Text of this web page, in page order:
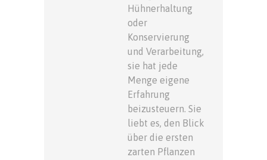
Hühnerhaltung
oder
Konservierung
und Verarbeitung,
sie hat jede
Menge eigene
Erfahrung
beizusteuern. Sie
liebt es, den Blick
über die ersten
zarten Pflanzen